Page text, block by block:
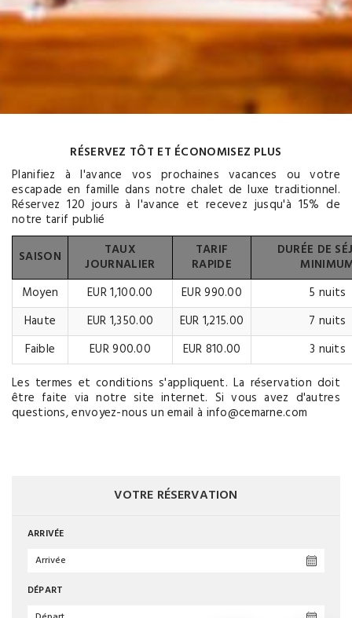
RÉSERVEZ TÔT ET ÉCONOMISEZ PLUS
Planifiez à l'avance vos prochaines vacances ou votre
escapade en famille dans notre chalet de luxe traditionnel.
Réservez 120 jours à l'avance et recevez jusqu'à 15% de
notre tarif publié
SAISON
TAUX
JOURNALIER
TARIF
RAPIDE
DURÉE DE
Moyen
EUR 1,100.00 EUR 990.00
5 nuits
Haute
EUR 1,350.00 EUR 1,215.00
7 nuits
Faible
EUR 900.00 EUR 810.00
3 nuits
Les termes et conditions s'appliquent. La réservation doit
être faite via notre site internet. Si vous avez d'autres
questions, envoyez-nous un email à info@cemarne.com
VOTRE RÉSERVATION
ARRIVÉE
DÉPART